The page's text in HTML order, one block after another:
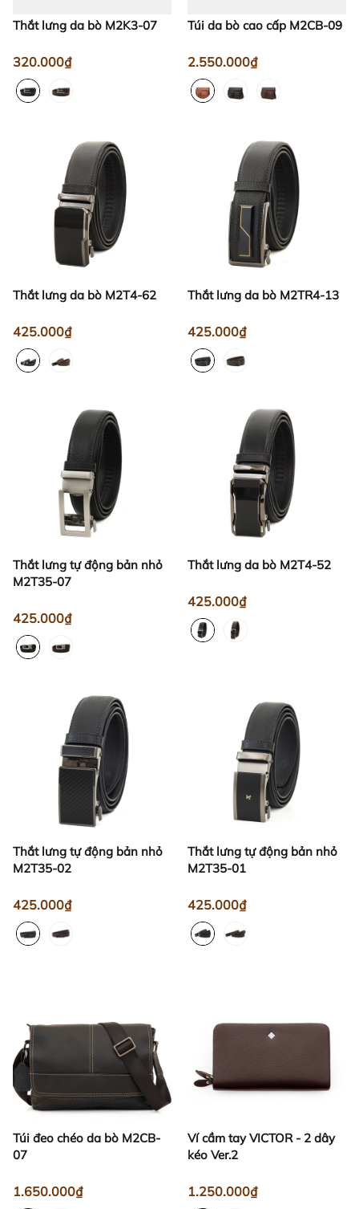
Thắt lưng da bò M2K3-07
320.000₫
Túi da bò cao cấp M2CB-09
2.550.000₫
Thắt lưng da bò M2T4-62
425.000₫
Thắt lưng da bò M2TR4-13
425.000₫
Thắt lưng tự động bản nhỏ
M2T35-07
425.000₫
Thắt lưng da bò M2T4-52
425.000₫
Thắt lưng tự động bản nhỏ
M2T35-02
425.000₫
Thắt lưng tự động bản nhỏ
M2T35-01
425.000₫
Túi đeo chéo da bò M2CB-
07
1.650.000₫
Ví cầm tay VICTOR - 2 dây
kéo Ver.2
1.250.000₫